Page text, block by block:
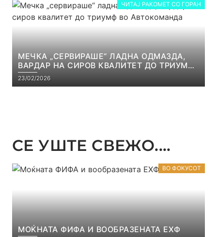
ЧИТАЈ РАКОМЕТ СО ГОРАН
МЕЧКА „СЕРВИРАШЕ“ ЛАДНА ОДМАЗДА,
ВАРДАР НА СИРОВ КВАЛИТЕТ ДО ТРИУМФ
ВО АВТОКОМАНДА
23/02/2026
СЕ УШТЕ СВЕЖО....
ВО ФОКУСОТ
МОЌНАТА ФИФА И ВООБРАЗЕНАТА ЕХФ